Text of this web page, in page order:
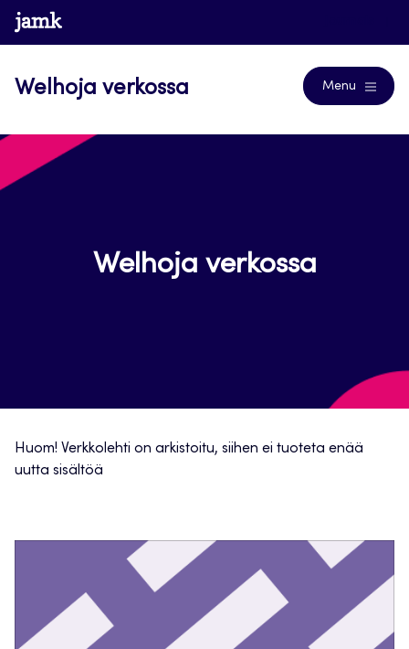
Siirry
suoraan
www.jamk.fi
Welhoja verkossa Menu
Welhoja verkossa
Huom! Verkkolehti on arkistoitu, siihen ei tuoteta enää
uutta sisältöä